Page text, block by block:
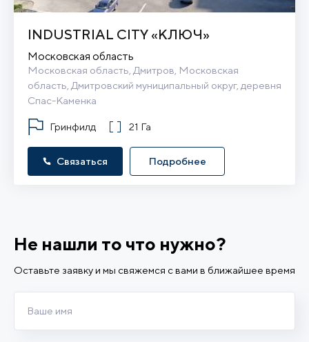
INDUSTRIAL CITY «КЛЮЧ»
Московская область
Московская область, Дмитров, Московская
область, Дмитровский муниципальный округ, деревня
Спас-Каменка
Гринфилд 21 Га
Связаться Подробнее
Не нашли то что нужно?
Оставьте заявку и мы свяжемся с вами в ближайшее время